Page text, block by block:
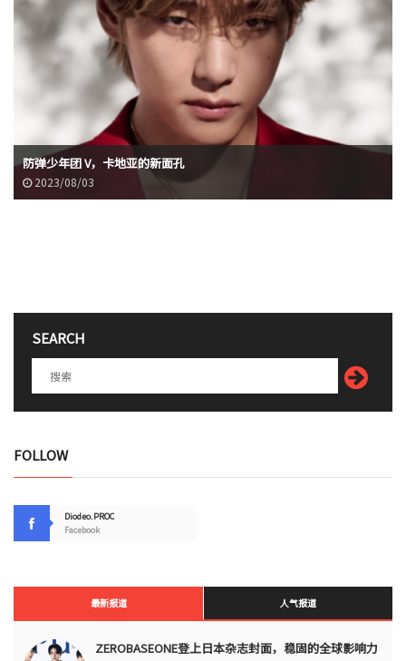
防弹少年团 V，卡地亚的新面孔
2023/08/03
SEARCH
FOLLOW
Diodeo.PROC
Facebook
最新报道 人气报道
ZEROBASEONE登上日本杂志封面，稳固的全球影响力